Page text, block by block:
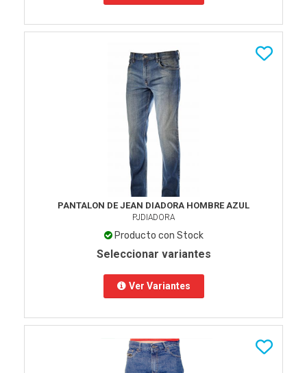
PANTALON DE JEAN DIADORA HOMBRE AZUL
PJDIADORA
Producto con Stock
Seleccionar variantes
Ver Variantes